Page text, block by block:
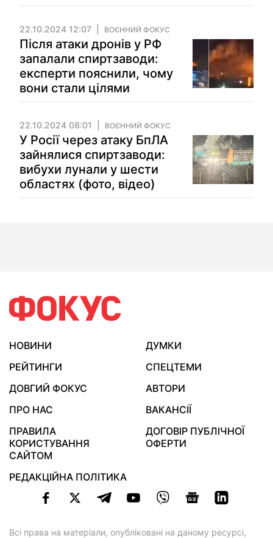
22.10.2024 12:07 ВОЄННИЙ ФОКУС
Після атаки дронів у РФ
запалали спиртзаводи:
експерти пояснили, чому
вони стали цілями
22.10.2024 08:01 ВОЄННИЙ ФОКУС
У Росії через атаку БпЛА
зайнялися спиртзаводи:
вибухи лунали у шести
областях (фото, відео)
НОВИНИ
ДУМКИ
РЕЙТИНГИ
СПЕЦТЕМИ
ДОВГИЙ ФОКУС
АВТОРИ
ПРО НАС
ВАКАНСІЇ
ПРАВИЛА
КОРИСТУВАННЯ
САЙТОМ
ДОГОВІР ПУБЛІЧНОЇ
ОФЕРТИ
РЕДАКЦІЙНА ПОЛІТИКА
Всі права на матеріали, опубліковані на даному ресурсі,